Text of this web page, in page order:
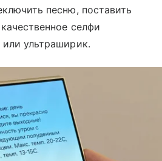
песню, поставить
селфи
ультраширик.